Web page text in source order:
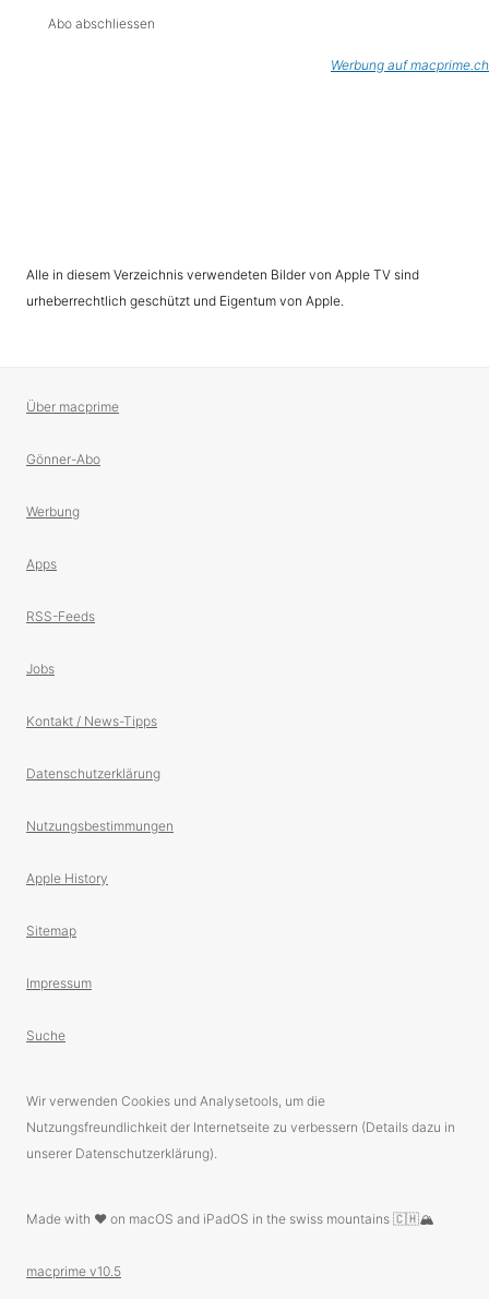
Abo abschliessen
Werbung auf macprime.ch
Alle in diesem Verzeichnis verwendeten Bilder von Apple TV sind
urheberrechtlich geschützt und Eigentum von Apple.
Über macprime
Gönner-Abo
Werbung
Apps
RSS-Feeds
Jobs
Kontakt / News-Tipps
Datenschutzerklärung
Nutzungsbestimmungen
Apple History
Sitemap
Impressum
Suche
Wir verwenden Cookies und Analysetools, um die
Nutzungsfreundlichkeit der Internetseite zu verbessern (Details dazu in
unserer Datenschutzerklärung).
Made with ❤️ on macOS and iPadOS in the swiss mountains 🇨🇭🏔
macprime v10.5